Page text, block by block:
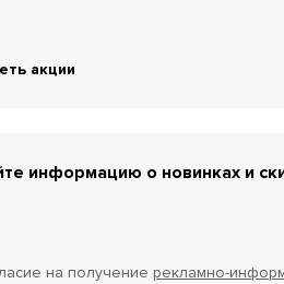
акции
информацию о новинках и
на получение рекламно-